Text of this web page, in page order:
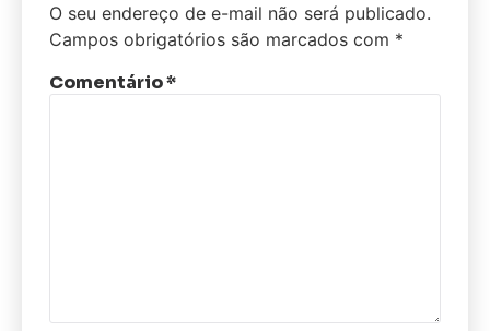
O seu endereço de e-mail não será publicado.
Campos obrigatórios são marcados com *
Comentário*